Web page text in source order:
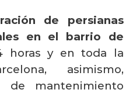
de persianas
en el barrio de
horas y en toda la
asimismo,
de mantenimiento